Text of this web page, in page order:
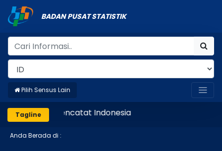
BADAN PUSAT STATISTIK
Pilih Sensus Lain
Tagline Mencatat Indonesia
Anda Berada di :